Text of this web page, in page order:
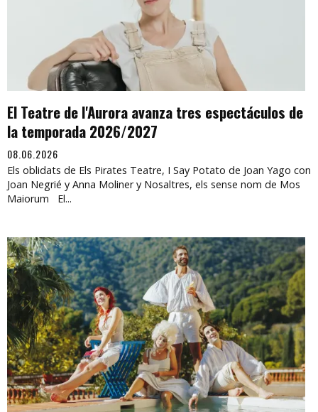
El Teatre de l'Aurora avanza tres espectáculos de
la temporada 2026/2027
08.06.2026
Els oblidats de Els Pirates Teatre, I Say Potato de Joan Yago con
Joan Negrié y Anna Moliner y Nosaltres, els sense nom de Mos
Maiorum El...